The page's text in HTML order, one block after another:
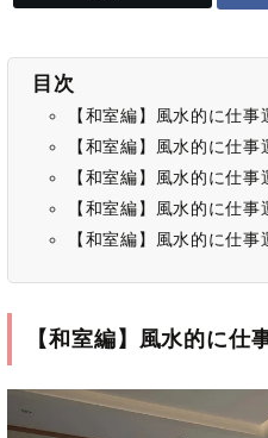
目次
【和室編】風水的に仕
【和室編】風水的に仕
【和室編】風水的に仕
【和室編】風水的に仕
【和室編】風水的に仕
【和室編】風水的に